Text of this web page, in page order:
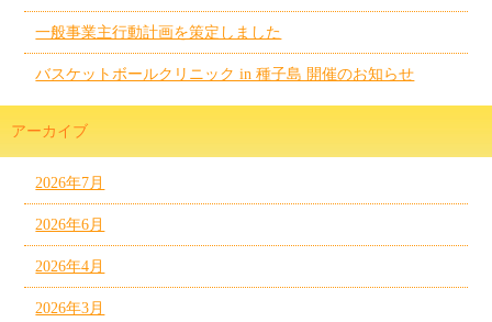
一般事業主行動計画を策定しました
バスケットボールクリニック in 種子島 開催のお知らせ
アーカイブ
2026年7月
2026年6月
2026年4月
2026年3月